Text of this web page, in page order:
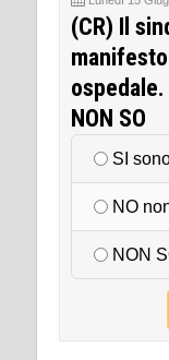
(CR) Il
NON SO
SI
NO
NON